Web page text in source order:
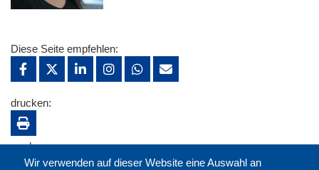
Wir verwenden auf dieser Website eine Auswahl an
Diese Seite empfehlen:
drucken:
merken: